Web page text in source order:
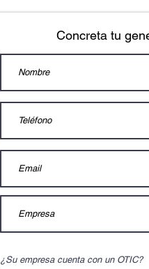
Concreta tu
¿Su empresa cuenta con un OTIC?